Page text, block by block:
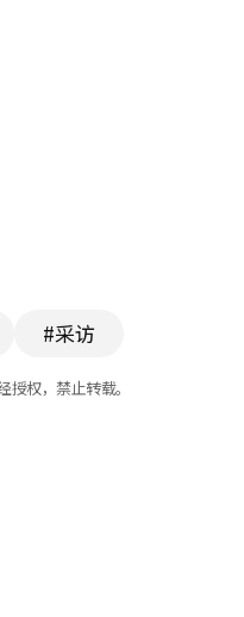
#采访
授权，禁止转载。